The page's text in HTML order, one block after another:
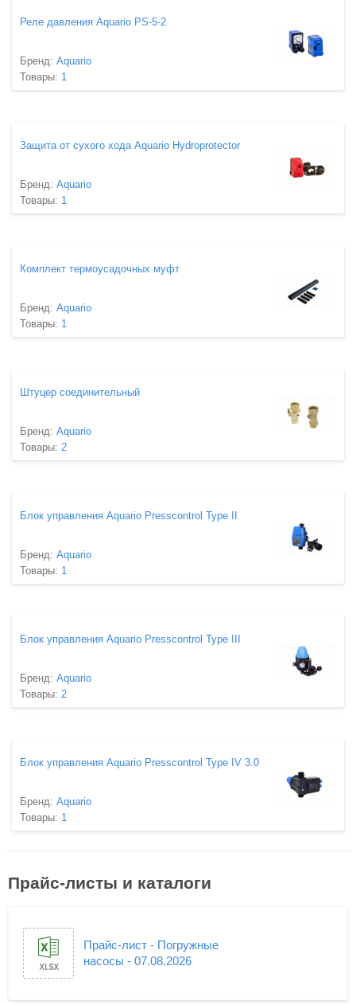
Реле давления Aquario PS-5-2
Бренд: Aquario
Товары: 1
Защита от сухого хода Aquario Hydroprotector
Бренд: Aquario
Товары: 1
Комплект термоусадочных муфт
Бренд: Aquario
Товары: 1
Штуцер соединительный
Бренд: Aquario
Товары: 2
Блок управления Aquario Presscontrol Type II
Бренд: Aquario
Товары: 1
Блок управления Aquario Presscontrol Type III
Бренд: Aquario
Товары: 2
Блок управления Aquario Presscontrol Type IV 3.0
Бренд: Aquario
Товары: 1
Прайс-листы и каталоги
Прайс-лист - Погружные
насосы - 07.08.2026